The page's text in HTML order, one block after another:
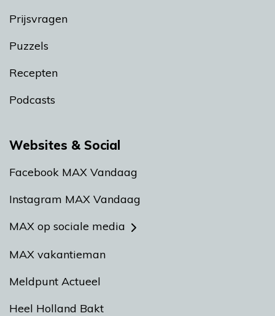
Prijsvragen
Puzzels
Recepten
Podcasts
Websites & Social
Facebook MAX Vandaag
Instagram MAX Vandaag
MAX op sociale media
MAX vakantieman
Meldpunt Actueel
Heel Holland Bakt